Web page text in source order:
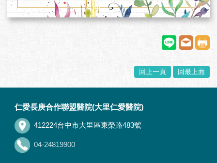
回上一頁 回最上面
仁愛長庚合作聯盟醫院(大里仁愛醫院)
412224台中市大里區東榮路483號
04-24819900